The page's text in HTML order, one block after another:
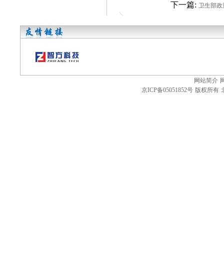
下一篇: 卫生部政
网站简介
京ICP备05051852号 版权所有